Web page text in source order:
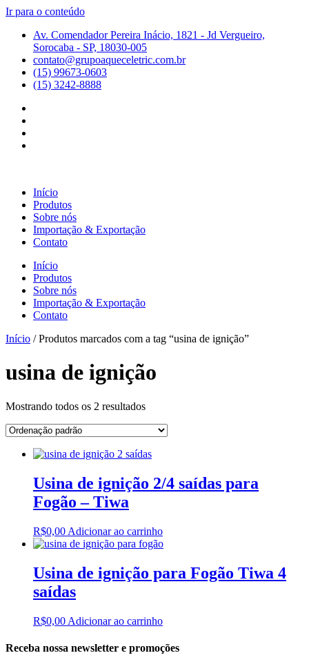
Ir para o conteúdo
Av. Comendador Pereira Inácio, 1821 - Jd Vergueiro,
Sorocaba - SP, 18030-005
contato@grupoaqueceletric.com.br
(15) 99673-0603
(15) 3242-8888
Início
Produtos
Sobre nós
Importação & Exportação
Contato
Início
Produtos
Sobre nós
Importação & Exportação
Contato
Início / Produtos marcados com a tag “usina de ignição”
usina de ignição
Mostrando todos os 2 resultados
Usina de ignição 2/4 saídas para
Fogão – Tiwa
R$0,00 Adicionar ao carrinho
Usina de ignição para Fogão Tiwa 4
saídas
R$0,00 Adicionar ao carrinho
Receba nossa newsletter e promoções